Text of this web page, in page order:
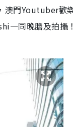
澳門Youtuber歡
一同晚膳及拍攝